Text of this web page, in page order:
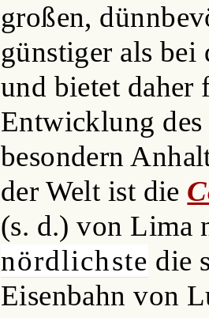
großen,
günstiger als bei
und bietet
Entwicklung des
besondern
der Welt ist die
(s. d.) von Lima
nördlichste die
Eisenbahn von